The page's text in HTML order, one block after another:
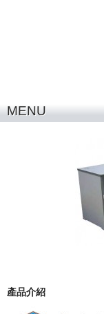
MENU
產品介紹